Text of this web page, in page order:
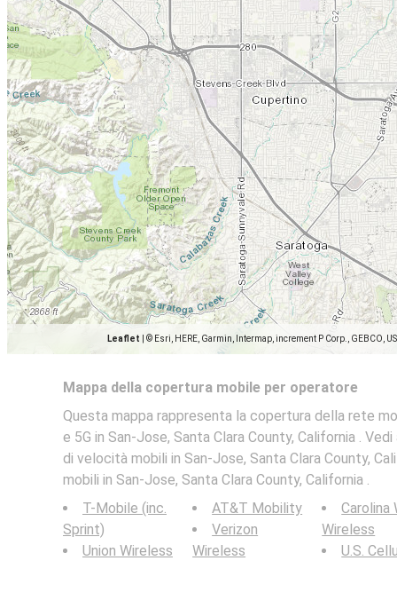
Leaflet © Esri, HERE, Garmin, Intermap, increment P Corp., GEBCO,
Mappa della copertura mobile per operatore
Questa mappa rappresenta la copertura della rete
e 5G in San-Jose, Santa Clara County, California .
di velocità mobili in San-Jose, Santa Clara County,
mobili in San-Jose, Santa Clara County, California .
T-Mobile (inc.
Sprint)
Union Wireless
AT&T Mobility
Verizon
Wireless
Carolina
Wireless
U.S.